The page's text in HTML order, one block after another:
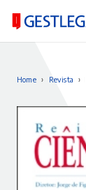
Home › Revista ›